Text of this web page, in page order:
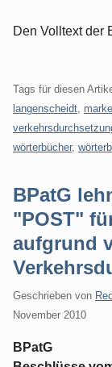
Den Volltext der
Tags für diesen
langenscheidt marke
wörterbücher,
BPatG
"POST"
aufgrund
Geschrieben von
November 2010
BPatG